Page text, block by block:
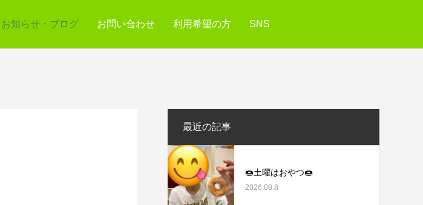
お知らせ・ブログ お問い合わせ 利用希望の方 SNS
最近の記事
🍩土曜はおやつ🍩
2026.08.8